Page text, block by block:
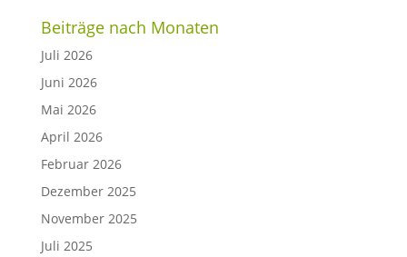
Beiträge nach Monaten
Juli 2026
Juni 2026
Mai 2026
April 2026
Februar 2026
Dezember 2025
November 2025
Juli 2025